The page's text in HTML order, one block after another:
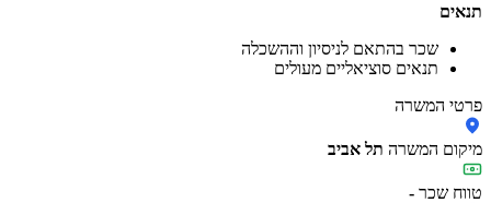
תנאים
שכר בהתאם לניסיון וההשכלה
תנאים סוציאליים מעולים
פרטי המשרה
מיקום המשרה תל אביב
טווח שכר -